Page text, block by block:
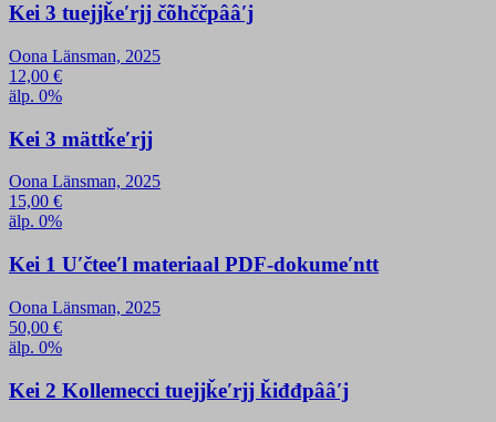
Kei 3 tuejjǩeʹrjj čõhččpââʹj
Oona Länsman, 2025
12,00 €
älp. 0%
Kei 3 mättǩeʹrjj
Oona Länsman, 2025
15,00 €
älp. 0%
Kei 1 Uʹčteeʹl materiaal PDF-dokumeʹntt
Oona Länsman, 2025
50,00 €
älp. 0%
Kei 2 Kollemecci tuejjǩeʹrjj ǩiđđpââʹj